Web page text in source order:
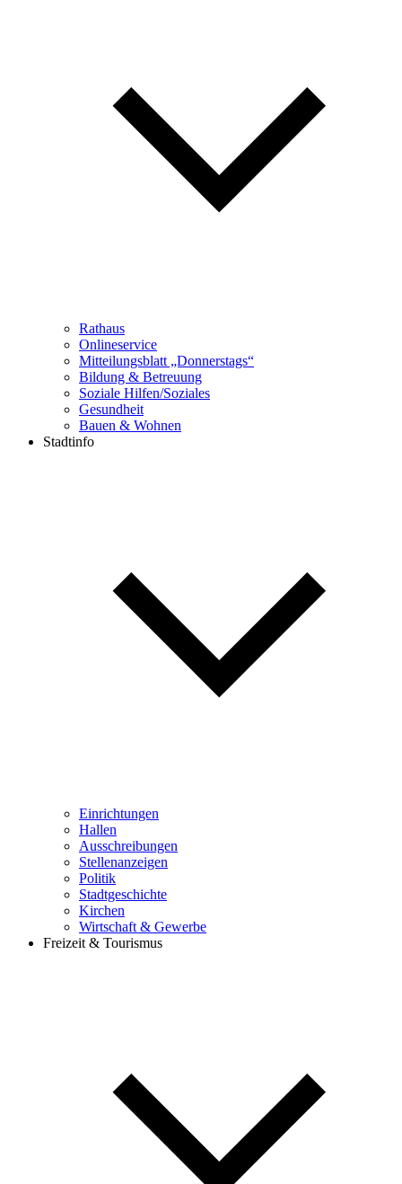
Rathaus
Onlineservice
Mitteilungsblatt „Donnerstags“
Bildung & Betreuung
Soziale Hilfen/Soziales
Gesundheit
Bauen & Wohnen
Stadtinfo
Einrichtungen
Hallen
Ausschreibungen
Stellenanzeigen
Politik
Stadtgeschichte
Kirchen
Wirtschaft & Gewerbe
Freizeit & Tourismus